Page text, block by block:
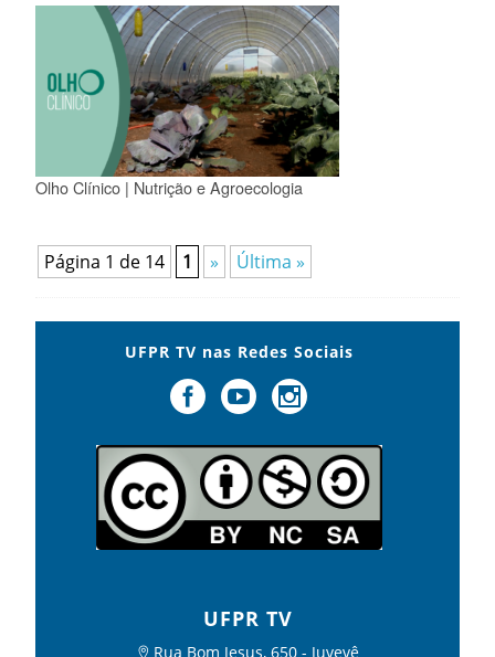
Olho Clínico | Nutrição e Agroecologia
Página 1 de 14 1 » Última »
UFPR TV nas Redes Sociais
UFPR TV
Rua Bom Jesus, 650 - Juvevê